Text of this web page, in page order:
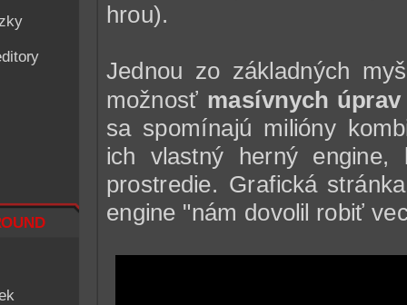
hrou).
Jednou zo základných
možnosť masívnych úprav
sa spomínajú milióny
ich vlastný herný
prostredie. Grafická
engine "nám dovolil robiť